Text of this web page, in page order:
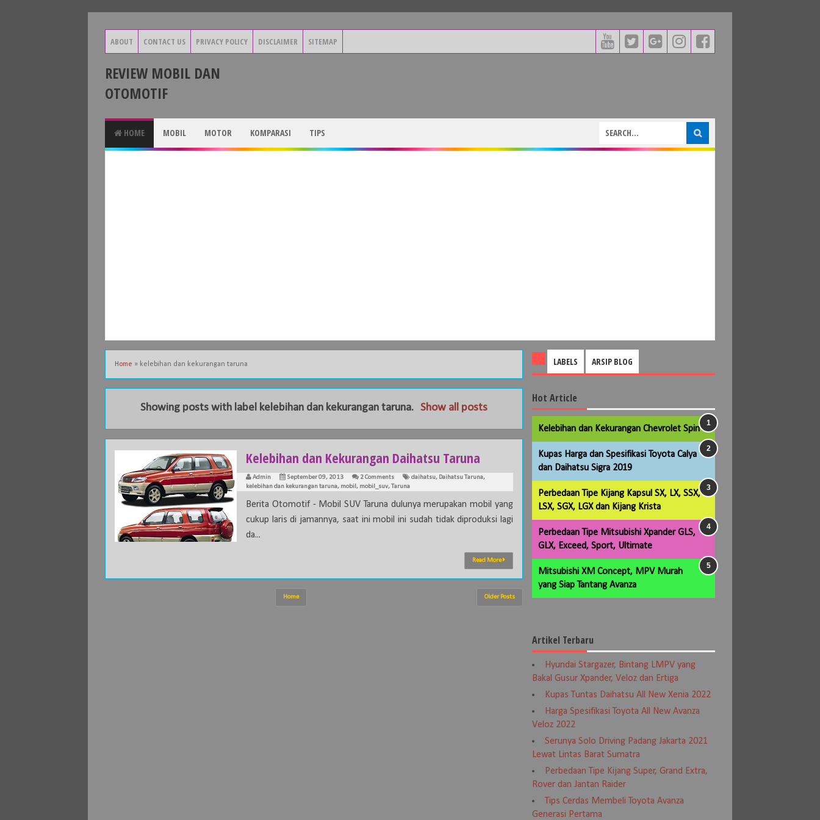
ABOUT CONTACT US PRIVACY POLICY DISCLAIMER SITEMAP
REVIEW MOBIL DAN
OTOMOTIF
HOME MOBIL MOTOR KOMPARASI TIPS
Home » kelebihan dan kekurangan taruna
Showing posts with label kelebihan dan kekurangan taruna. Show all posts
Kelebihan dan Kekurangan Daihatsu Taruna
Admin September 09, 2013 2 Comments daihatsu, Daihatsu Taruna,
kelebihan dan kekurangan taruna, mobil , mobil_suv,Taruna
Berita Otomotif - Mobil SUV Taruna dulunya merupakan mobil yang
cukup laris di jamannya, saat ini mobil ini sudah tidak diproduksi lagi
da...
Read More
Older Posts
Home
LABELS ARSIP BLOG
Hot Article
Kelebihan dan Kekurangan Chevrolet Spin
Kupas Harga dan Spesifikasi Toyota Calya
dan Daihatsu Sigra 2019
Perbedaan Tipe Kijang Kapsul SX, LX, SSX,
LSX, SGX, LGX dan Kijang Krista
Perbedaan Tipe Mitsubishi Xpander GLS,
GLX, Exceed, Sport, Ultimate
Mitsubishi XM Concept, MPV Murah
yang Siap Tantang Avanza
Artikel Terbaru
Hyundai Stargazer, Bintang LMPV yang
Bakal Gusur Xpander, Veloz dan Ertiga
Kupas Tuntas Daihatsu All New Xenia 2022
Harga Spesifikasi Toyota All New Avanza
Veloz 2022
Serunya Solo Driving Padang Jakarta 2021
Lewat Lintas Barat Sumatra
Perbedaan Tipe Kijang Super, Grand Extra,
Rover dan Jantan Raider
Tips Cerdas Membeli Toyota Avanza
Generasi Pertama